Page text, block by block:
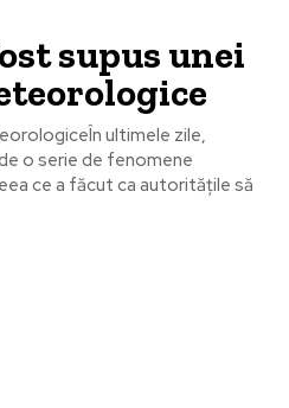
supus unei
ultimele zile,
o serie de fenomene
ce a făcut ca autoritățile să